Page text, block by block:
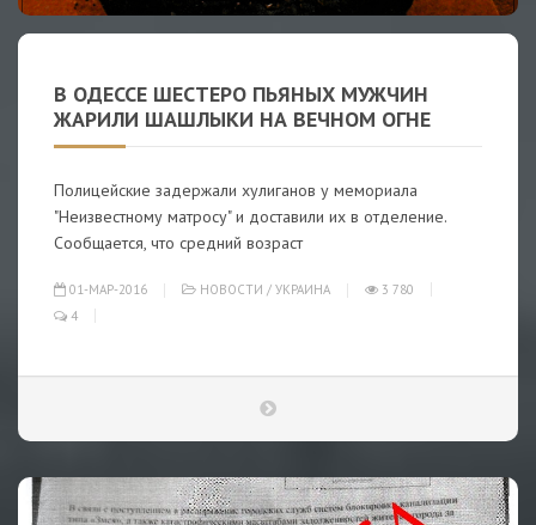
В ОДЕССЕ ШЕСТЕРО ПЬЯНЫХ МУЖЧИН
ЖАРИЛИ ШАШЛЫКИ НА ВЕЧНОМ ОГНЕ
Полицейские задержали хулиганов у мемориала
"Неизвестному матросу" и доставили их в отделение.
Сообщается, что средний возраст
01-МАР-2016 НОВОСТИ / УКРАИНА
3 780
4